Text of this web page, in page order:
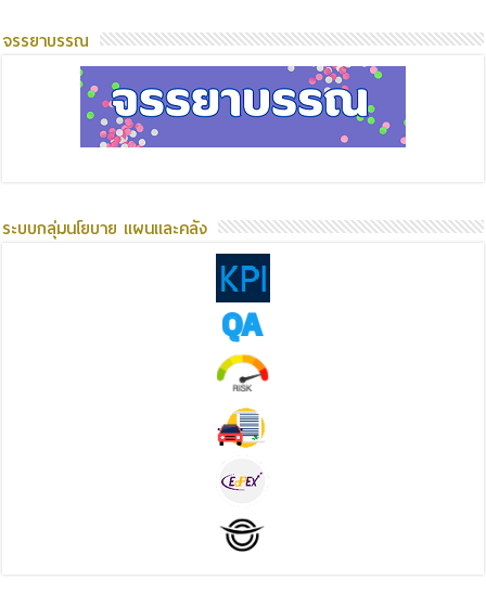
จรรยาบรรณ
ระบบกลุ่มนโยบาย แผนและคลัง